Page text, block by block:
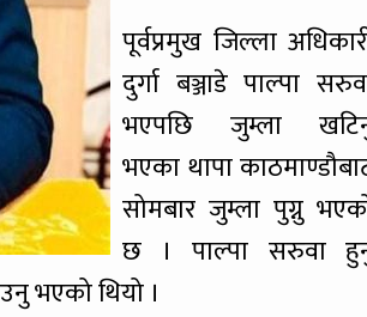
पूर्वप्रमुख जिल्ला
दुर्गा बञ्जाडे पाल्पा
भएपछि जुम्ला
भएका थापा
सोमबार जुम्ला पुग्नु
छ । पाल्पा सरुवा
भएको थियो ।